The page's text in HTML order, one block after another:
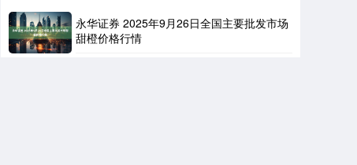
永华证券 2025年9月26日全国主要批发市场
甜橙价格行情